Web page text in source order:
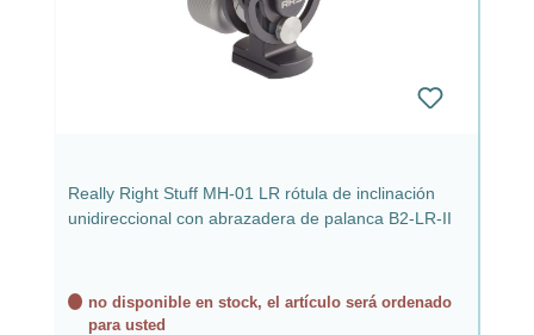
Really Right Stuff MH-01 LR rótula de inclinación
unidireccional con abrazadera de palanca B2-LR-II
no disponible en stock, el artículo será ordenado
para usted